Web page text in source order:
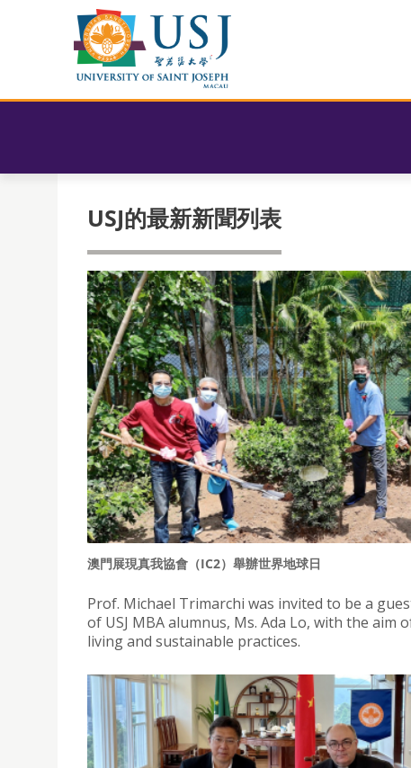
USJ的最新新聞列表
澳門展現真我協會（IC2）舉辦世界地球日
Prof. Michael Trimarchi was invited to be a
of USJ MBA alumnus, Ms. Ada Lo, with the
living and sustainable practices.